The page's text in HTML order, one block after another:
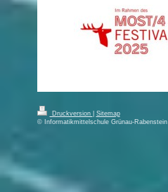
Druckversion
Sitemap
© Informatikmittelschule Grünau-Rabenstein